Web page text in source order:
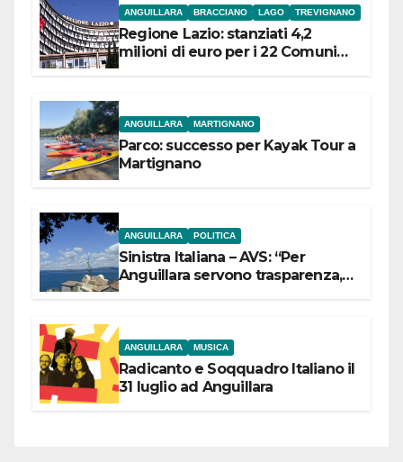
ANGUILLARA BRACCIANO LAGO TREVIGNANO
Regione Lazio: stanziati 4,2
milioni di euro per i 22 Comuni
ANGUILLARA MARTIGNANO
Parco: successo per Kayak Tour a
Martignano
ANGUILLARA POLITICA
Sinistra Italiana – AVS: “Per
Anguillara servono trasparenza,
ANGUILLARA MUSICA
Radicanto e Soqquadro Italiano il
31 luglio ad Anguillara